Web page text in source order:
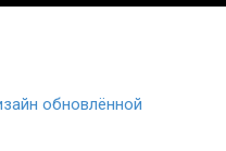
обновлённой